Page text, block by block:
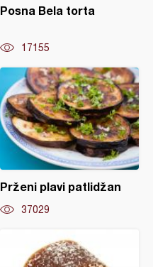
Posna Bela torta
17155
Prženi plavi patlidžan
37029